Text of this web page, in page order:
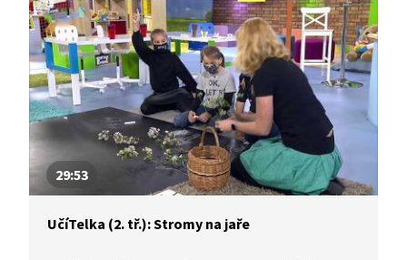
nejkrásnější dárek, třeba pro maminku.
29:53
UčíTelka (2. tř.): Stromy na jaře